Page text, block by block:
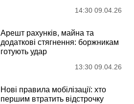
14:30 09.04.26
Арешт рахунків, майна та
додаткові стягнення: боржникам
готують удар
13:30 09.04.26
Нові правила мобілізації: хто
першим втратить відстрочку